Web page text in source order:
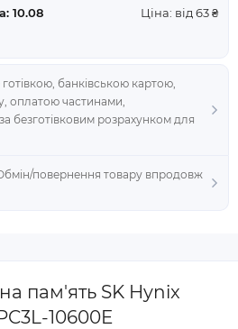
банківською картою,
оплатою частинами,
безготівковим розрахунком для
10.08
Ціна: від 63 ₴
Обмін/повернення товару впродовж
пам'ять SK Hynix
10600E